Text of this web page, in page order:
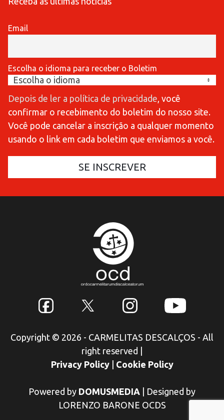
Email
Escolha o idioma para receber o Boletim
Depois de ler a política de privacidade , você
confirmar o recebimento do boletim do nosso site.
Você pode cancelar a inscrição a qualquer momento
usando o link em cada boletim que enviamos a você.
Copyright © 2026 - CARMELITAS DESCALÇOS - All
right reserved
Privacy Policy
Cookie Policy
Powered by DOMUSMEDIA
Designed by
LORENZO BARONE OCDS